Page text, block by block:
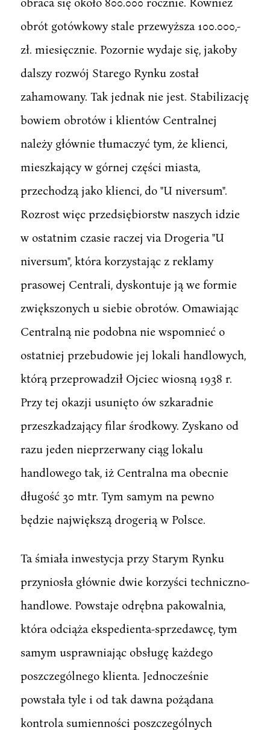
obrót gotówkowy stale przewyższa 100.000,-
zł. miesięcznie. Pozornie wydaje się, jakoby
dalszy rozwój Starego Rynku został
zahamowany. Tak jednak nie jest. Stabilizację
bowiem obrotów i klientów Centralnej
należy głównie tłumaczyć tym, że klienci,
mieszkający w górnej części miasta,
przechodzą jako klienci, do "U niversum".
Rozrost więc przedsiębiorstw naszych idzie
w ostatnim czasie raczej via Drogeria "U
niversum", która korzystając z reklamy
prasowej Centrali, dyskontuje ją we formie
zwiększonych u siebie obrotów. Omawiając
Centralną nie podobna nie wspomnieć o
ostatniej przebudowie jej lokali handlowych,
którą przeprowadził Ojciec wiosną 1938 r.
Przy tej okazji usunięto ów szkaradnie
przeszkadzający filar środkowy. Zyskano od
razu jeden nieprzerwany ciąg lokalu
handlowego tak, iż Centralna ma obecnie
długość 30 mtr. Tym samym na pewno
będzie największą drogerią w Polsce.
Ta śmiała inwestycja przy Starym Rynku
przyniosła głównie dwie korzyści techniczno-
handlowe. Powstaje odrębna pakowalnia,
która odciąża ekspedienta-sprzedawcę, tym
samym usprawniając obsługę każdego
poszczególnego klienta. Jednocześnie
powstała tyle i od tak dawna pożądana
kontrola sumienności poszczególnych